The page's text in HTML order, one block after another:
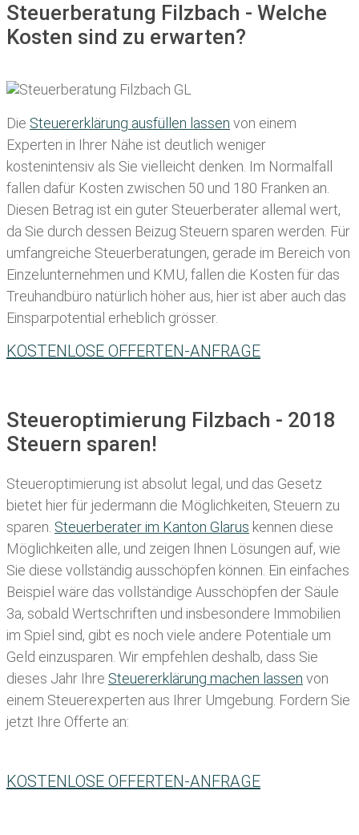
Steuerberatung Filzbach - Welche
Kosten sind zu erwarten?
Die Steuererklärung ausfüllen lassen von einem
Experten in Ihrer Nähe ist deutlich weniger
kostenintensiv als Sie vielleicht denken. Im Normalfall
fallen dafür Kosten zwischen 50 und 180 Franken an.
Diesen Betrag ist ein guter Steuerberater allemal wert,
da Sie durch dessen Beizug Steuern sparen werden. Für
umfangreiche Steuerberatungen, gerade im Bereich von
Einzelunternehmen und KMU, fallen die Kosten für das
Treuhandbüro natürlich höher aus, hier ist aber auch das
Einsparpotential erheblich grösser.
KOSTENLOSE OFFERTEN-ANFRAGE
Steueroptimierung Filzbach - 2018
Steuern sparen!
Steueroptimierung ist absolut legal, und das Gesetz
bietet hier für jedermann die Möglichkeiten, Steuern zu
sparen. Steuerberater im K anton Glarus kennen diese
Möglichkeiten alle, und zeigen Ihnen Lösungen auf, wie
Sie diese vollständig ausschöpfen können. Ein einfaches
Beispiel wäre das vollständige Ausschöpfen der Säule
3a, sobald Wertschriften und insbesondere Immobilien
im Spiel sind, gibt es noch viele andere Potentiale um
Geld einzusparen. Wir empfehlen deshalb, dass Sie
dieses Jahr Ihre Steuererklärung machen lassen von
einem Steuerexperten aus Ihrer Umgebung. Fordern Sie
jetzt Ihre Offerte an:
KOSTENLOSE OFFERTEN-ANFRAGE